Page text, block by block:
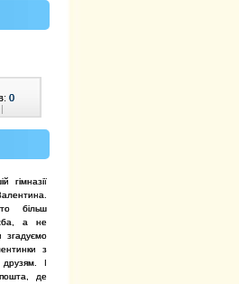
0
|
гімназії
більш
а не
з
І
де